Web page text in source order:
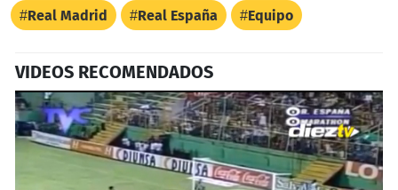
Real Madrid Real España Equipo
VIDEOS RECOMENDADOS